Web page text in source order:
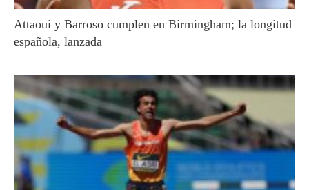
Attaoui y Barroso cumplen en Birmingham; la longitud
española, lanzada